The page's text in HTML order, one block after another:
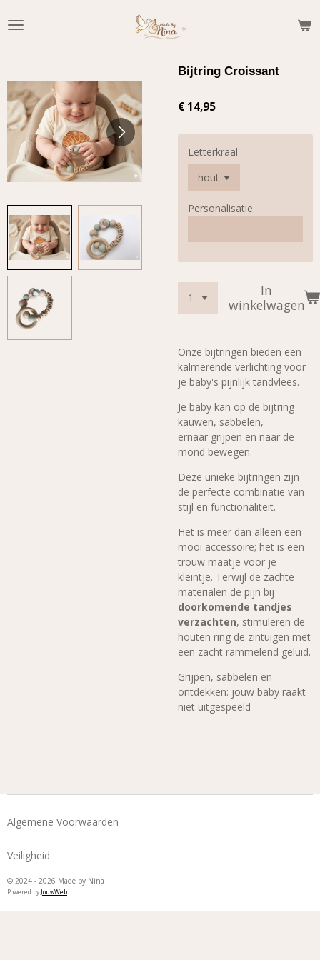
direct
Bijtring Croissant
€ 14,95
Letterkraal
Personalisatie
In
winkelwagen
Onze bijtringen bieden een
kalmerende verlichting voor
je baby's pijnlijk tandvlees.
Je baby kan op de bijtring
kauwen, sabbelen,
ernaar grijpen en naar de
mond bewegen.
Deze unieke bijtringen zijn
de perfecte combinatie van
stijl en functionaliteit.
Het is meer dan alleen een
mooi accessoire; het is een
trouw maatje voor je
kleintje. Terwijl de zachte
materialen de pijn bij
doorkomende tandjes
verzachten, stimuleren de
houten ring de zintuigen met
een zacht rammelend geluid.
Grijpen, sabbelen en
ontdekken: jouw baby raakt
niet uitgespeeld
Algemene Voorwaarden
Veiligheid
© 2024 - 2026 Made by Nina
Powered by JouwWeb